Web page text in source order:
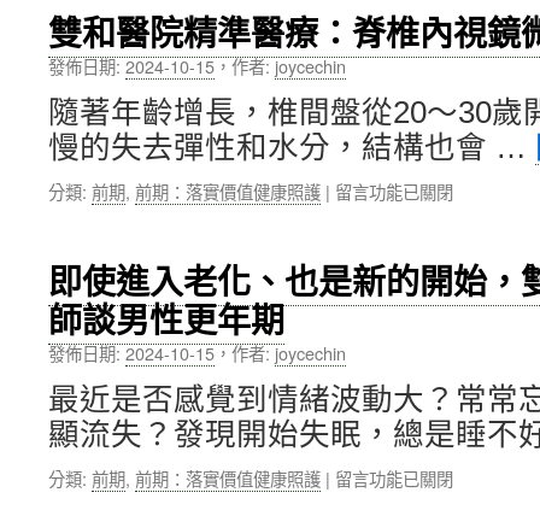
精
準
醫
提
供
策
略〉
醫
院
深
層
透
技
術
加
症
治
為
人
帶
來
新
希
雙和醫院精準醫療：脊椎內視鏡
發佈日期:2024-10-15，作者: joycechin
隨著年齡增長，椎間盤從20～30歲
慢的失去彈性和水分，結構也會 …
分類: 前期, 前期：落實價值健康照護 | 在
醫
院
精
醫
療：
脊
椎
內
視
留言功能已關閉
即使進入老化、也是新的開始，
師談男性更年期
發佈日期:2024-10-15，作者: joycechin
最近是否感覺到情緒波動大？常常
顯流失？發現開始失眠，總是睡
分類: 前期, 前期：落實價值健康照護 | 在
留言功能已關閉